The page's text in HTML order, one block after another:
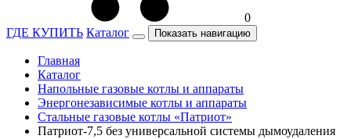
0
ГДЕ КУПИТЬ Каталог Показать навигацию
Главная
Каталог
Напольные газовые котлы и аппараты
Энергонезависимые котлы и аппараты
Стальные газовые котлы «Патриот»
Патриот-7,5 без универсальной системы дымоудаления